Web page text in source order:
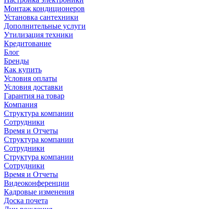
Монтаж кондиционеров
Установка сантехники
Дополнительные услуги
Утилизация техники
Кредитование
Блог
Бренды
Как купить
Условия оплаты
Условия доставки
Гарантия на товар
Компания
Структура компании
Сотрудники
Время и Отчеты
Структура компании
Сотрудники
Структура компании
Сотрудники
Время и Отчеты
Видеоконференции
Кадровые изменения
Доска почета